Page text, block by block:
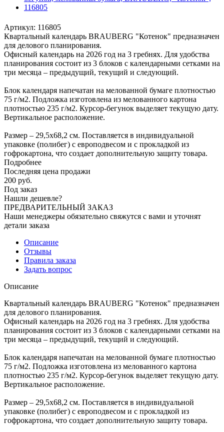
Артикул: 116805
Квартальный календарь BRAUBERG "Котенок" предназначен
для делового планирования.
Офисный календарь на 2026 год на 3 гребнях. Для удобства
планирования состоит из 3 блоков с календарными сетками на
три месяца – предыдущий, текущий и следующий.
Блок календаря напечатан на мелованной бумаге плотностью
75 г/м2. Подложка изготовлена из мелованного картона
плотностью 235 г/м2. Курсор-бегунок выделяет текущую дату.
Вертикальное расположение.
Размер – 29,5х68,2 см. Поставляется в индивидуальной
упаковке (полибег) с европодвесом и с прокладкой из
гофрокартона, что создает дополнительную защиту товара.
Подробнее
Последняя цена продажи
200 руб.
Под заказ
Нашли дешевле?
ПРЕДВАРИТЕЛЬНЫЙ ЗАКАЗ
Наши менеджеры обязательно свяжутся с вами и уточнят
детали заказа
Описание
Отзывы
Правила заказа
Задать вопрос
Описание
Квартальный календарь BRAUBERG "Котенок" предназначен
для делового планирования.
Офисный календарь на 2026 год на 3 гребнях. Для удобства
планирования состоит из 3 блоков с календарными сетками на
три месяца – предыдущий, текущий и следующий.
Блок календаря напечатан на мелованной бумаге плотностью
75 г/м2. Подложка изготовлена из мелованного картона
плотностью 235 г/м2. Курсор-бегунок выделяет текущую дату.
Вертикальное расположение.
Размер – 29,5х68,2 см. Поставляется в индивидуальной
упаковке (полибег) с европодвесом и с прокладкой из
гофрокартона, что создает дополнительную защиту товара.